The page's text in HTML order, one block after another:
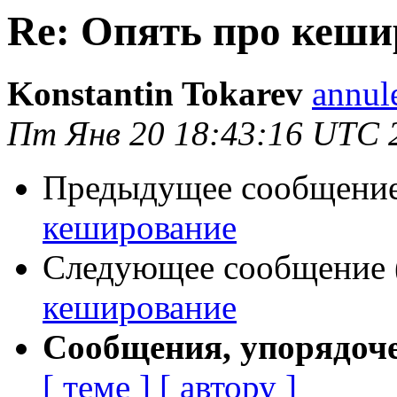
Re: Опять про
Konstantin Tokarev
Пт Янв 20 18:43:16 UTC
Предыдущее
кеширование
Следующее сообщение
кеширование
Сообщения,
[ теме ] [ автору ]